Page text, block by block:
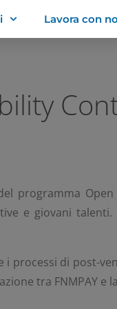
Lavora con
programma
e giovani talenti.
i processi di post-
tra FNMPAY e